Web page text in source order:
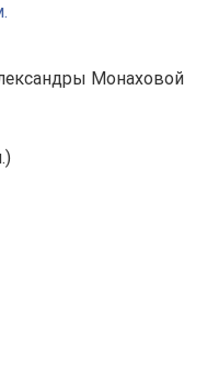
Монаховой